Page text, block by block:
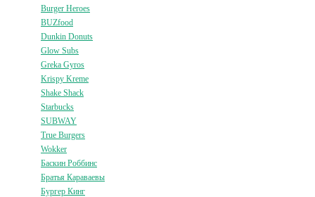
Burger Heroes
BUZfood
Dunkin Donuts
Glow Subs
Greka Gyros
Krispy Kreme
Shake Shack
Starbucks
SUBWAY
True Burgers
Wokker
Баскин Роббинс
Братья Караваевы
Бургер Кинг